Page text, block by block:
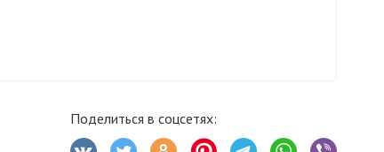
Поделиться в соцсетях: